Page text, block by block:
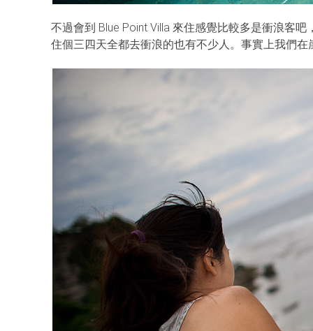
不過會到 Blue Point Villa 來住感覺比較多是衝浪客
住個三四天全都去衝浪的也有不少人。事實上我們